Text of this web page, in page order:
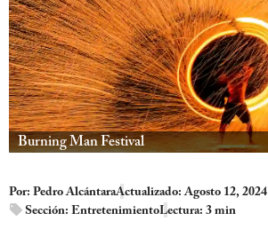
Burning Man Festival
Por: Pedro AlcántaraActualizado: Agosto 12, 2024
Sección: EntretenimientoLectura: 3 min